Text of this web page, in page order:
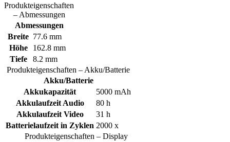
Produkteigenschaften
– Abmessungen
Abmessungen
Breite 77.6 mm
Höhe
162.8 mm
Tiefe
8.2 mm
Produkteigenschaften – Akku/Batterie
Akku/Batterie
Akkukapazität
5000 mAh
Akkulaufzeit Audio
80 h
Akkulaufzeit Video
31 h
Batterielaufzeit in Zyklen 2000 x
Produkteigenschaften – Display